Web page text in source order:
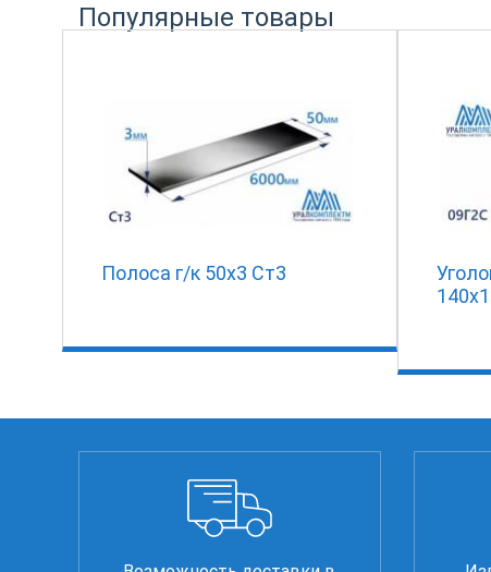
Популярные товары
Полоса г/к 50х3 Ст3